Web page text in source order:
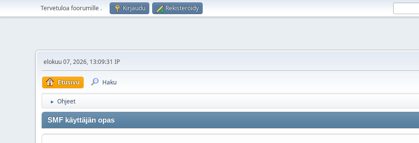
Tervetuloa foorumille . Kirjaudu Rekisteröidy
elokuu 07, 2026, 13:09:31 IP
Etusivu Haku
► Ohjeet
SMF käyttäjän opas